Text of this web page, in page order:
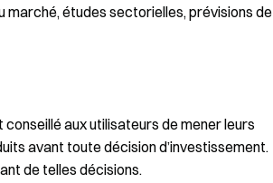
marché, études sectorielles, prévisions de
aux utilisateurs de mener leurs
avant toute décision d’investissement.
de telles décisions.